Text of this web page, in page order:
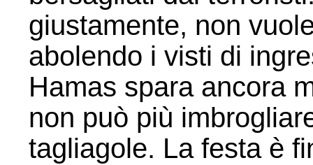
giustamente, non
abolendo i visti di
Hamas spara ancora
non può più
tagliagole. La festa è